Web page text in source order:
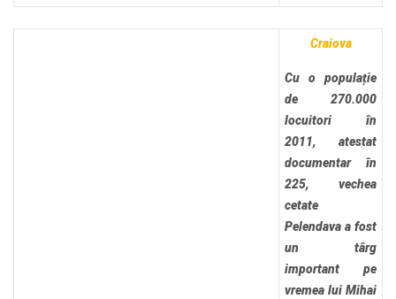
Craiova
Cu o populație
de 270.000
locuitori în
2011, atestat
documentar în
225, vechea
cetate
Pelendava a fost
un târg
important pe
vremea lui Mihai